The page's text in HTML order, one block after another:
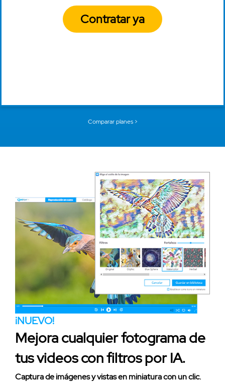
Contratar ya
Comparar planes >
¡NUEVO!
Mejora cualquier fotograma de
tus videos con filtros por IA.
Captura de imágenes y vistas en miniatura con un clic.